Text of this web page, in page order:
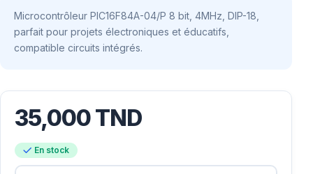
Microcontrôleur PIC16F84A-04/P 8 bit, 4MHz, DIP-18,
parfait pour projets électroniques et éducatifs,
compatible circuits intégrés.
35,000TND
En stock